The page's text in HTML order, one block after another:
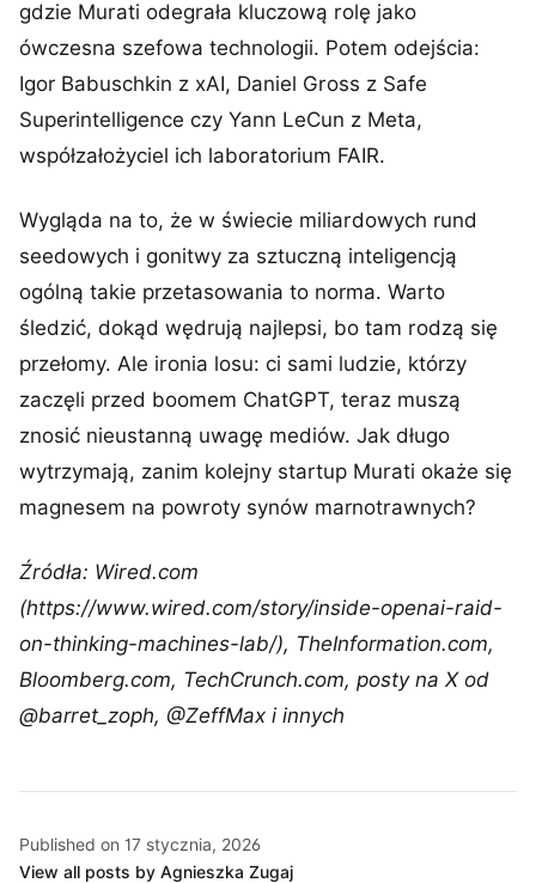
gdzie Murati odegrała kluczową rolę jako
ówczesna szefowa technologii. Potem odejścia:
Igor Babuschkin z xAI, Daniel Gross z Safe
Superintelligence czy Yann LeCun z Meta,
współzałożyciel ich laboratorium FAIR.
Wygląda na to, że w świecie miliardowych rund
seedowych i gonitwy za sztuczną inteligencją
ogólną takie przetasowania to norma. Warto
śledzić, dokąd wędrują najlepsi, bo tam rodzą się
przełomy. Ale ironia losu: ci sami ludzie, którzy
zaczęli przed boomem ChatGPT, teraz muszą
znosić nieustanną uwagę mediów. Jak długo
wytrzymają, zanim kolejny startup Murati okaże się
magnesem na powroty synów marnotrawnych?
Źródła: Wired.com
(https://www.wired.com/story/inside-openai-raid-
on-thinking-machines-lab/), TheInformation.com,
Bloomberg.com, TechCrunch.com, posty na X od
@barret_zoph, @ZeffMax i innych
Published on 17 stycznia, 2026
View all posts by Agnieszka Zugaj